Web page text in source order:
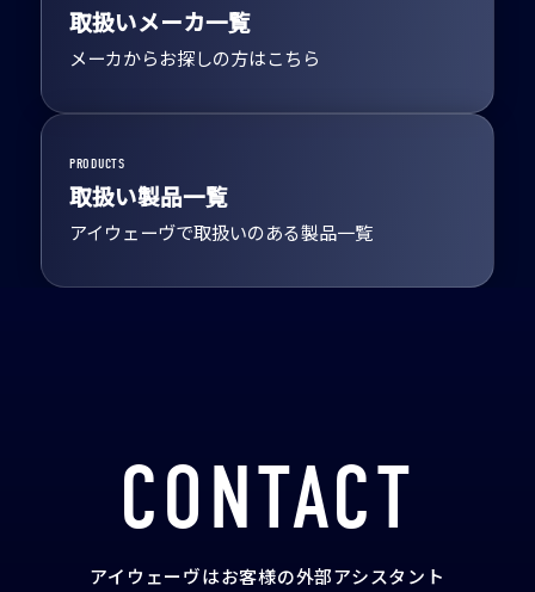
取扱いメーカ一覧
メーカからお探しの方はこちら
PRODUCTS
取扱い製品一覧
アイウェーヴで取扱いのある製品一覧
CONTACT
アイウェーヴはお客様の外部アシスタント